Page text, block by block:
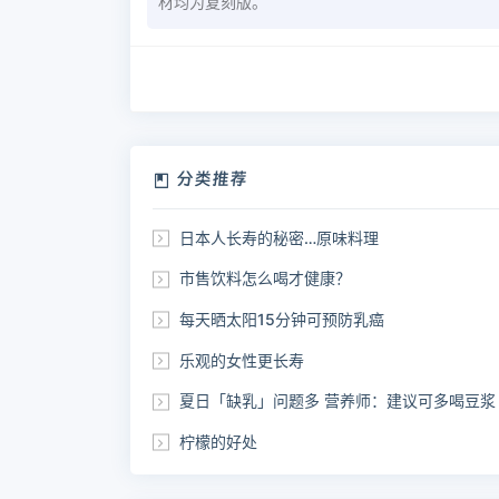
分类推荐
日本人长寿的秘密…原味料理
市售饮料怎么喝才健康？
每天晒太阳15分钟可预防乳癌
乐观的女性更长寿
夏日「缺乳」问题多 营养师：建议可多喝豆浆
柠檬的好处